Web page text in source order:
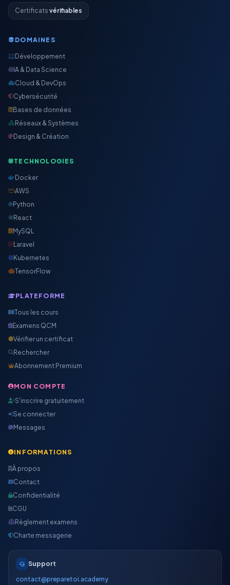
Certificats vérifiables
DOMAINES
Développement
IA & Data Science
Cloud & DevOps
Cybersécurité
Bases de données
Réseaux & Systèmes
Design & Création
TECHNOLOGIES
Docker
AWS
Python
React
MySQL
Laravel
Kubernetes
TensorFlow
PLATEFORME
Tous les cours
Examens QCM
Vérifier un certificat
Rechercher
Abonnement Premium
MON COMPTE
S'inscrire gratuitement
Se connecter
Messages
INFORMATIONS
À propos
Contact
Confidentialité
CGU
Règlement examens
Charte messagerie
Support
contact@preparetoi.academy